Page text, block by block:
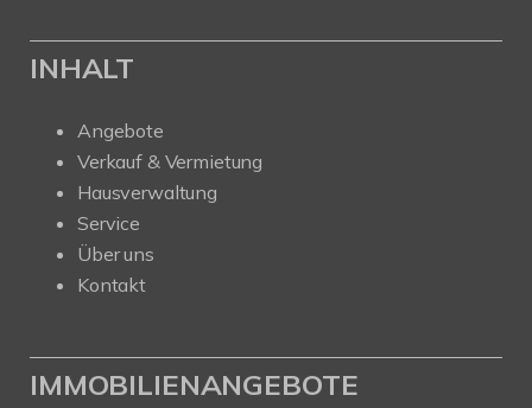
INHALT
Angebote
Verkauf & Vermietung
Hausverwaltung
Service
Über uns
Kontakt
IMMOBILIENANGEBOTE